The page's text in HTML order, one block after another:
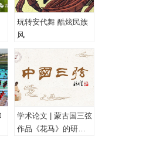
玩转安代舞 酷炫民族
风
学术论文 | 蒙古国三弦
作品《花马》的研究